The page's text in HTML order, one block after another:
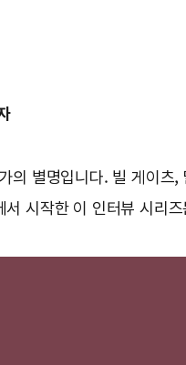
의 별명입니다. 빌 게이
시작한 이 인터뷰 시리